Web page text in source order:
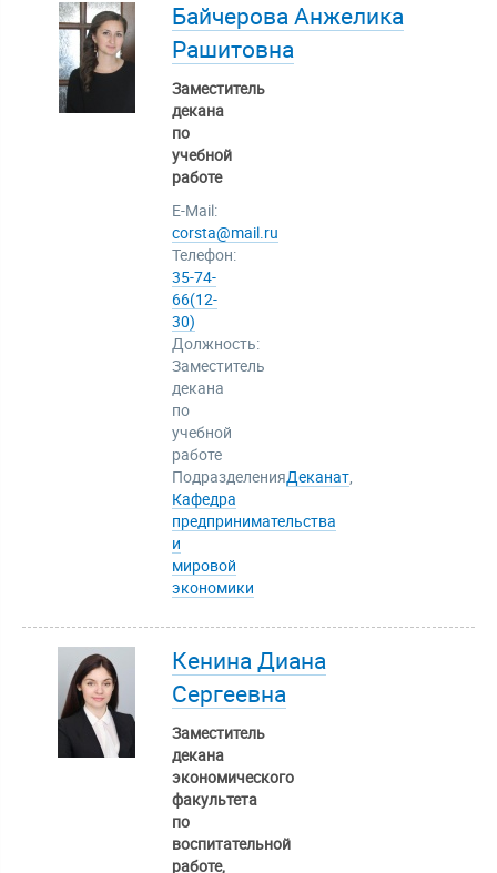
Байчерова Анжелика
Рашитовна
Заместитель
декана
по
учебной
работе
E-Mail:
corsta@mail.ru
Телефон:
35-74-
66(12-
30)
Должность:
Заместитель
декана
по
учебной
работе
ПодразделенияДеканат,
Кафедра
предпринимательства
и
мировой
экономики
Кенина Диана
Сергеевна
Заместитель
декана
экономического
факультета
по
воспитательной
работе,